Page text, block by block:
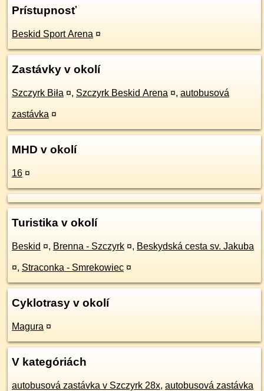
Prístupnosť
Beskid Sport Arena ¤
Zastávky v okolí
Szczyrk Biła ¤, Szczyrk Beskid Arena ¤, autobusová
zastávka ¤
MHD v okolí
16 ¤
Turistika v okolí
Beskid ¤, Brenna - Szczyrk ¤, Beskydská cesta sv. Jakuba
¤, Straconka - Smrekowiec ¤
Cyklotrasy v okolí
Magura ¤
V kategóriách
autobusová zastávka v Szczyrk 28x, autobusová zastávka